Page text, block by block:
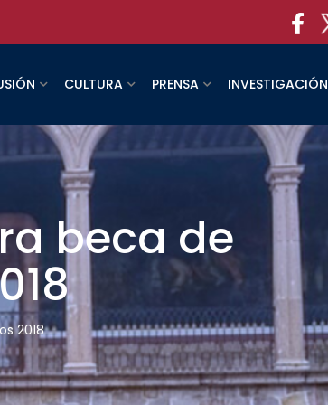
CULTURA PRENSA INVESTIGACIÓN
beca de
2018